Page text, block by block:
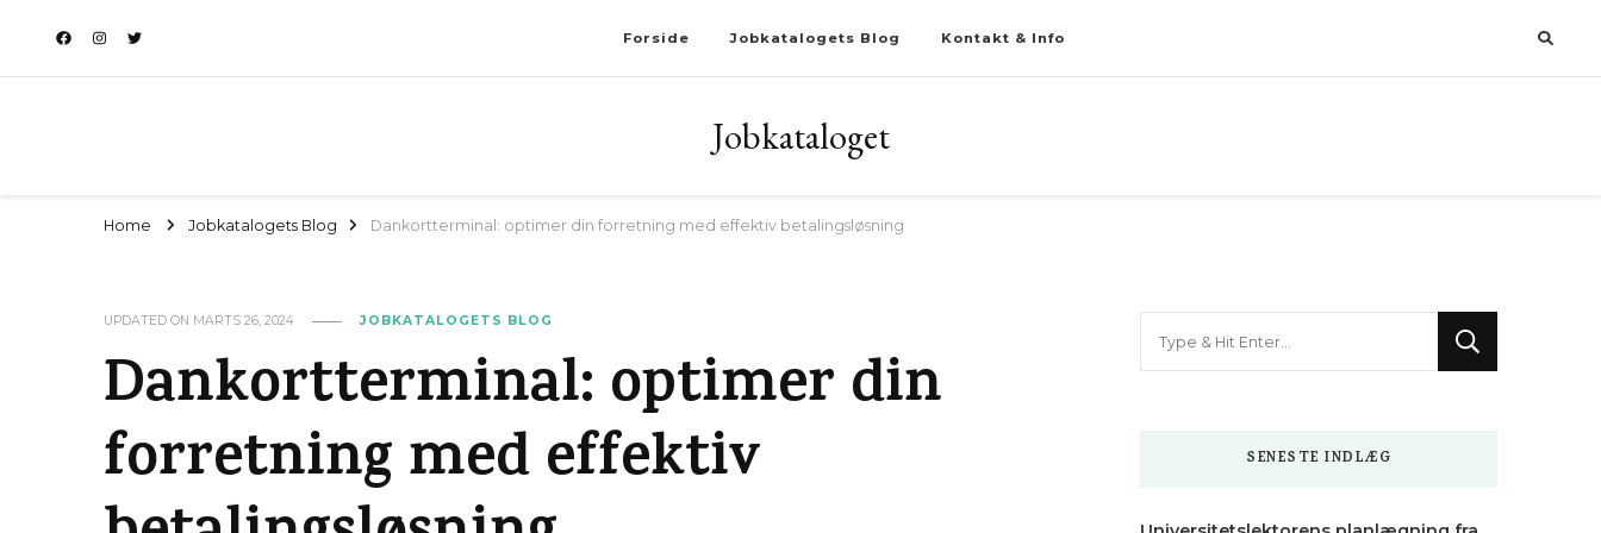
Forside Jobkatalogets Blog Kontakt & Info
Jobkataloget
Home Jobkatalogets Blog Dankortterminal: optimer din forretning med effektiv betalingsløsning
UPDATED ON MARTS 26, 2024 JOBKATALOGETS BLOG
Dankortterminal: optimer din
forretning med effektiv SENESTE INDLÆG